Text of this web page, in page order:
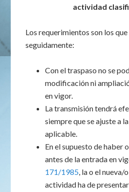
actividad
Los requerimientos son los
seguidamente:
Con el traspaso no se
modificación ni
en vigor.
La transmisión tendrá
siempre que se ajuste a
aplicable.
En el supuesto de haber
antes de la entrada en
171/1985, la o el nueva/
actividad ha de